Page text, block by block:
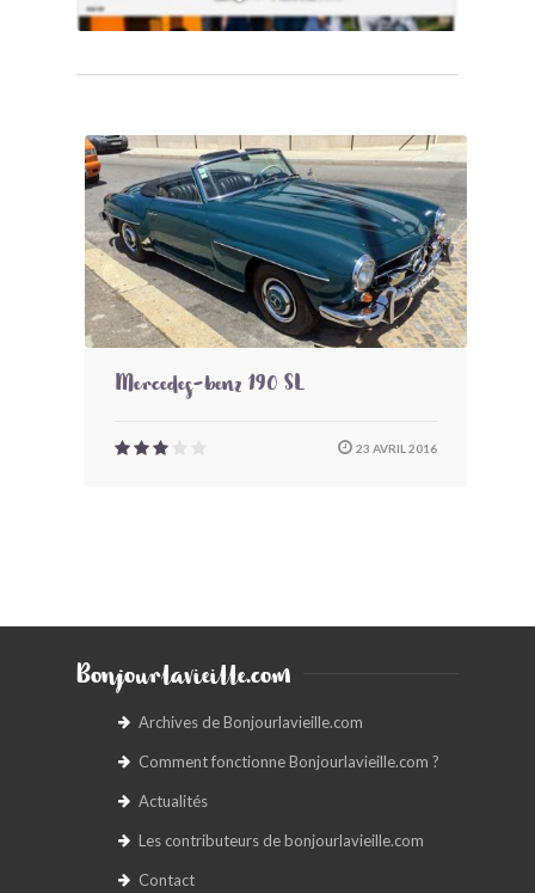
Mercedes-benz 190 SL
23 AVRIL 2016
Bonjourlavieille.com
Archives de Bonjourlavieille.com
Comment fonctionne Bonjourlavieille.com ?
Actualités
Les contributeurs de bonjourlavieille.com
Contact